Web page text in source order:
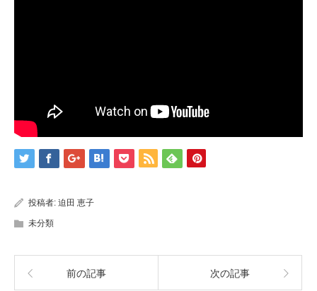
投稿者: 迫田 恵子
未分類
前の記事 次の記事